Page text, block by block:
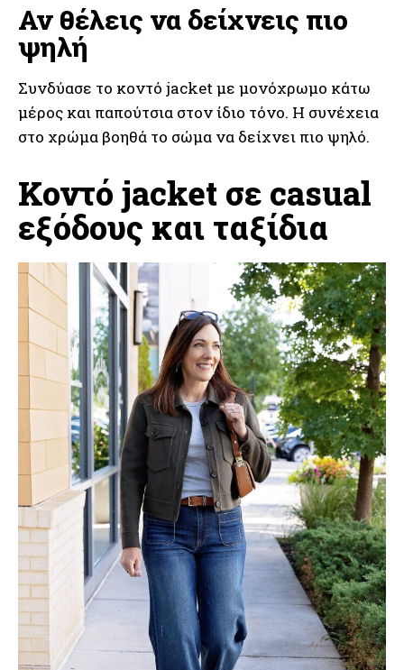
Αν θέλεις να δείχνεις πιο
ψηλή
Συνδύασε το κοντό jacket με μονόχρωμο κάτω
μέρος και παπούτσια στον ίδιο τόνο. Η συνέχεια
στο χρώμα βοηθά το σώμα να δείχνει πιο ψηλό.
Κοντό jacket σε casual
εξόδους και ταξίδια